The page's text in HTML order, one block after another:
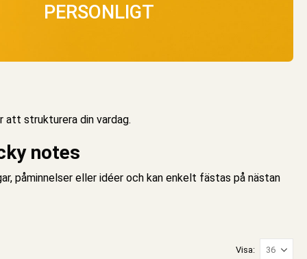
PERSONLIGT
strukturera din vardag.
notes
påminnelser eller idéer och kan enkelt fästas på nästan
Visa: